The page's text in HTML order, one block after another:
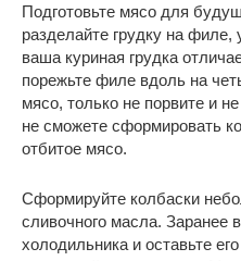
Подготовьте мясо для
разделайте грудку на
ваша куриная грудка
порежьте филе вдоль на
мясо, только не порвите и
не сможете сформировать
отбитое мясо.
Сформируйте колбаски
сливочного масла. Заранее
холодильника и оставьте